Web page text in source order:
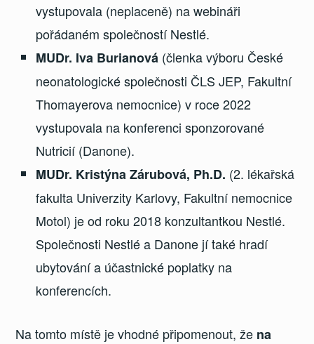
vystupovala (neplaceně) na webináři
pořádaném společností Nestlé.
MUDr. Iva Burianová (členka výboru České
neonatologické společnosti ČLS JEP, Fakultní
Thomayerova nemocnice) v roce 2022
vystupovala na konferenci sponzorované
Nutricií (Danone).
MUDr. Kristýna Zárubová, Ph.D. (2. lékařská
fakulta Univerzity Karlovy, Fakultní nemocnice
Motol) je od roku 2018 konzultantkou Nestlé.
Společnosti Nestlé a Danone jí také hradí
ubytování a účastnické poplatky na
konferencích.
Na tomto místě je vhodné připomenout, že na